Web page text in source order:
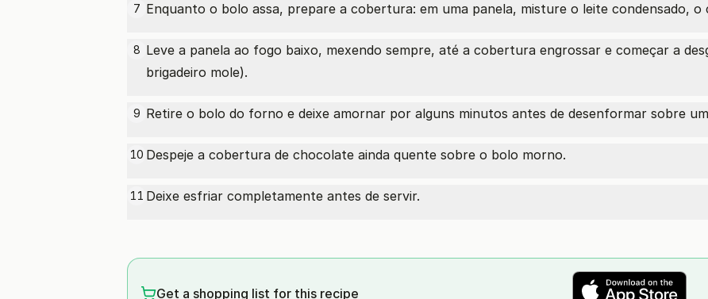
7 Enquanto o bolo assa, prepare a cobertura: em uma panela, misture o leite condensado,
8 Leve a panela ao fogo baixo, mexendo sempre, até a cobertura engrossar e começar a
brigadeiro mole).
9 Retire o bolo do forno e deixe amornar por alguns minutos antes de desenformar sobre
10 Despeje a cobertura de chocolate ainda quente sobre o bolo morno.
11 Deixe esfriar completamente antes de servir.
Get a shopping list for this recipe